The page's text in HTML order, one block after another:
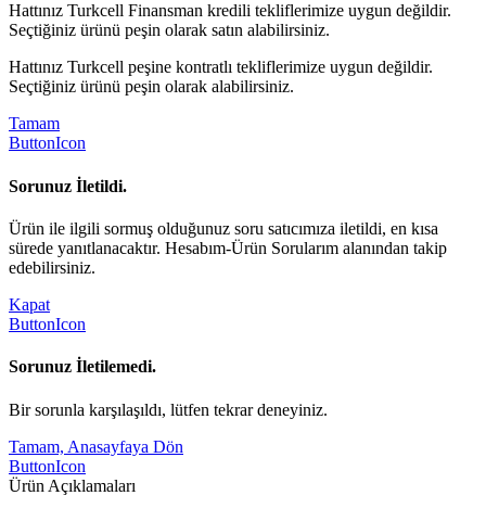
Hattınız Turkcell Finansman kredili tekliflerimize uygun değildir.
Seçtiğiniz ürünü peşin olarak satın alabilirsiniz.
Hattınız Turkcell peşine kontratlı tekliflerimize uygun değildir.
Seçtiğiniz ürünü peşin olarak alabilirsiniz.
Tamam
ButtonIcon
Sorunuz İletildi.
Ürün ile ilgili sormuş olduğunuz soru satıcımıza iletildi, en kısa
sürede yanıtlanacaktır. Hesabım-Ürün Sorularım alanından takip
edebilirsiniz.
Kapat
ButtonIcon
Sorunuz İletilemedi.
Bir sorunla karşılaşıldı, lütfen tekrar deneyiniz.
Tamam, Anasayfaya Dön
ButtonIcon
Ürün Açıklamaları